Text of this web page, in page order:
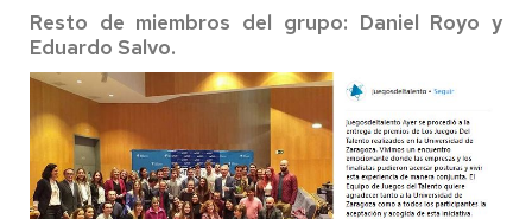
Resto de miembros del grupo: Daniel Royo y
Eduardo Salvo.